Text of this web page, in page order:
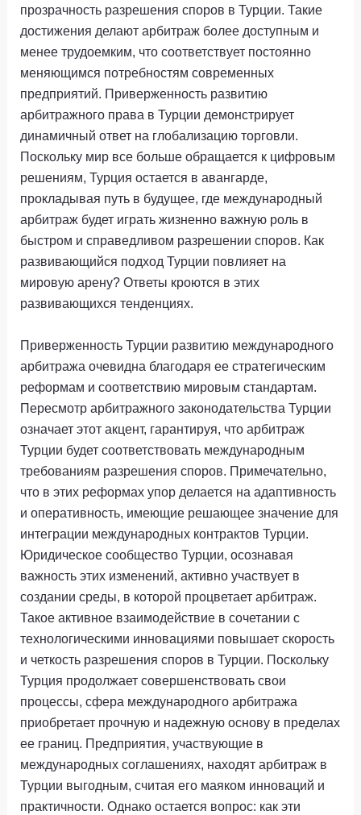
прозрачность разрешения споров в Турции. Такие
достижения делают арбитраж более доступным и
менее трудоемким, что соответствует постоянно
меняющимся потребностям современных
предприятий. Приверженность развитию
арбитражного права в Турции демонстрирует
динамичный ответ на глобализацию торговли.
Поскольку мир все больше обращается к цифровым
решениям, Турция остается в авангарде,
прокладывая путь в будущее, где международный
арбитраж будет играть жизненно важную роль в
быстром и справедливом разрешении споров. Как
развивающийся подход Турции повлияет на
мировую арену? Ответы кроются в этих
развивающихся тенденциях.
Приверженность Турции развитию международного
арбитража очевидна благодаря ее стратегическим
реформам и соответствию мировым стандартам.
Пересмотр арбитражного законодательства Турции
означает этот акцент, гарантируя, что арбитраж
Турции будет соответствовать международным
требованиям разрешения споров. Примечательно,
что в этих реформах упор делается на адаптивность
и оперативность, имеющие решающее значение для
интеграции международных контрактов Турции.
Юридическое сообщество Турции, осознавая
важность этих изменений, активно участвует в
создании среды, в которой процветает арбитраж.
Такое активное взаимодействие в сочетании с
технологическими инновациями повышает скорость
и четкость разрешения споров в Турции. Поскольку
Турция продолжает совершенствовать свои
процессы, сфера международного арбитража
приобретает прочную и надежную основу в пределах
ее границ. Предприятия, участвующие в
международных соглашениях, находят арбитраж в
Турции выгодным, считая его маяком инноваций и
практичности. Однако остается вопрос: как эти